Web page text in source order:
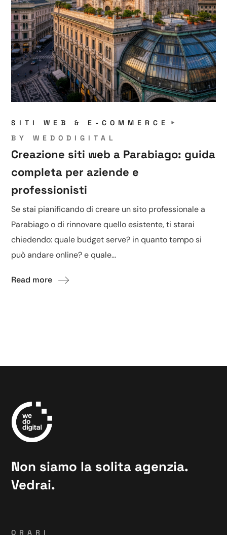
SITI WEB & E-COMMERCE
BYWEDODIGITAL
Creazione siti web a Parabiago: guida
completa per aziende e
professionisti
Se stai pianificando di creare un sito professionale a
Parabiago o di rinnovare quello esistente, ti starai
chiedendo: quale budget serve? in quanto tempo si
può andare online? e quale...
Read more
Non siamo la solita agenzia.
Vedrai.
ORARI